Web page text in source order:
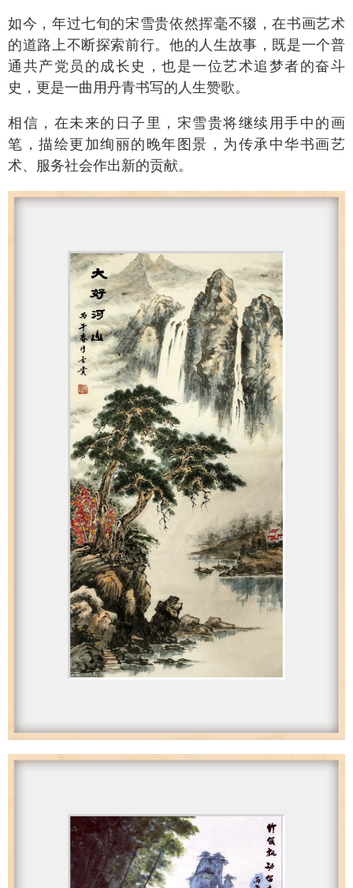
如今，年过七旬的宋雪贵依然挥毫不辍，在书画艺术
的道路上不断探索前行。他的人生故事，既是一个普
通共产党员的成长史，也是一位艺术追梦者的奋斗
史，更是一曲用丹青书写的人生赞歌。
相信，在未来的日子里，宋雪贵将继续用手中的画
笔，描绘更加绚丽的晚年图景，为传承中华书画艺
术、服务社会作出新的贡献。